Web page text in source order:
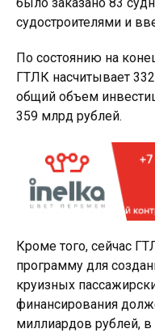
судостроителями и
По состоянию на
ГТЛК насчитывает
общий объем
359 млрд рублей.
Кроме того, сейчас
программу для
круизных
финансирования
миллиардов рублей, в